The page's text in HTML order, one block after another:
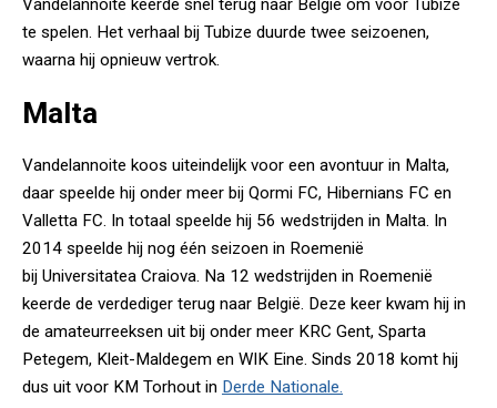
Vandelannoite keerde snel terug naar België om voor Tubize
te spelen. Het verhaal bij Tubize duurde twee seizoenen,
waarna hij opnieuw vertrok.
Malta
Vandelannoite koos uiteindelijk voor een avontuur in Malta,
daar speelde hij onder meer bij Qormi FC, Hibernians FC en
Valletta FC. In totaal speelde hij 56 wedstrijden in Malta. In
2014 speelde hij nog één seizoen in Roemenië
bij Universitatea Craiova. Na 12 wedstrijden in Roemenië
keerde de verdediger terug naar België. Deze keer kwam hij in
de amateurreeksen uit bij onder meer KRC Gent, Sparta
Petegem, Kleit-Maldegem en WIK Eine. Sinds 2018 komt hij
dus uit voor KM Torhout in Derde Nationale.